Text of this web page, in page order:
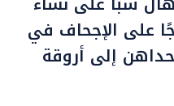
على الإجحاف في
إلى أروقة